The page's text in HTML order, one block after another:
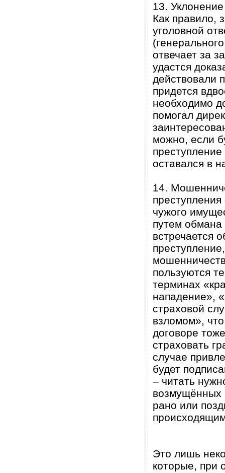
13.
Как правило,
уголовной
отвечает за
удастся
действовали
придется
необходимо
помогал
можно, если
оставался в
14.
чужого
путем
встречается
пользуются
терминах
нападение»,
страховой
взломом»,
договоре
страховать
случае
будет
– читать
возмущённых
рано или
Это лишь
которые, при